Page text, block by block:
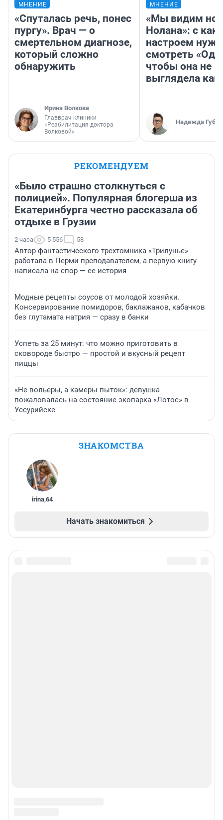
МНЕНИЕ
«Спуталась речь, понес
пургу». Врач — о
смертельном диагнозе,
который сложно
обнаружить
Ирина Волкова
Главврач клиники
«Реабилитация доктора
Волковой»
МНЕНИЕ
«Мы видим
Нолана»: с
настроем
смотреть
чтобы она не
выглядела как
Надежда
РЕКОМЕНДУЕМ
«Было страшно столкнуться с
полицией». Популярная блогерша из
Екатеринбурга честно рассказала об
отдыхе в Грузии
2 часа 5 556 58
Автор фантастического трехтомника «Трилунье»
работала в Перми преподавателем, а первую книгу
написала на спор — ее история
Модные рецепты соусов от молодой хозяйки.
Консервирование помидоров, баклажанов, кабачков
без глутамата натрия — сразу в банки
Успеть за 25 минут: что можно приготовить в
сковороде быстро — простой и вкусный рецепт
пиццы
«Не вольеры, а камеры пыток»: девушка
пожаловалась на состояние экопарка «Лотос» в
Уссурийске
ЗНАКОМСТВА
irina,64
Начать знакомиться